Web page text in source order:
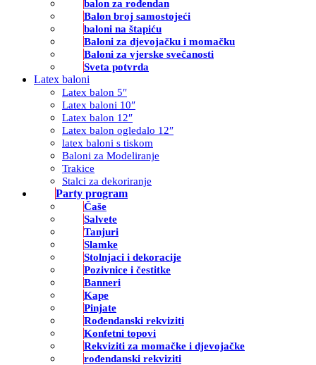
balon za rođendan
Balon broj samostojeći
baloni na štapiću
Baloni za djevojačku i momačku
Baloni za vjerske svečanosti
Sveta potvrda
Latex baloni
Latex balon 5″
Latex baloni 10″
Latex balon 12″
Latex balon ogledalo 12″
latex baloni s tiskom
Baloni za Modeliranje
Trakice
Stalci za dekoriranje
Party program
Čaše
Salvete
Tanjuri
Slamke
Stolnjaci i dekoracije
Pozivnice i čestitke
Banneri
Kape
Pinjate
Rođendanski rekviziti
Konfetni topovi
Rekviziti za momačke i djevojačke
rođendanski rekviziti